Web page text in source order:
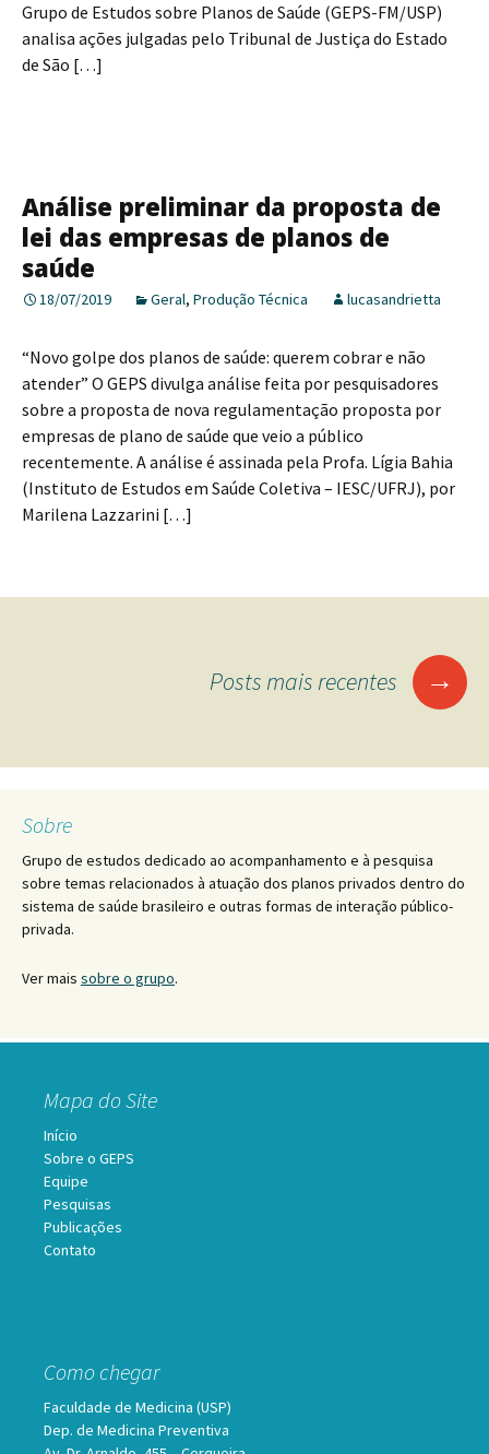
Grupo de Estudos sobre Planos de Saúde (GEPS-FM/USP)
analisa ações julgadas pelo Tribunal de Justiça do Estado
de São […]
Análise preliminar da proposta de
lei das empresas de planos de
saúde
18/07/2019 Geral, Produção Técnica lucasandrietta
“Novo golpe dos planos de saúde: querem cobrar e não
atender” O GEPS divulga análise feita por pesquisadores
sobre a proposta de nova regulamentação proposta por
empresas de plano de saúde que veio a público
recentemente. A análise é assinada pela Profa. Lígia Bahia
(Instituto de Estudos em Saúde Coletiva – IESC/UFRJ), por
Marilena Lazzarini […]
Navegação
posts
Posts mais recentes →
Sobre
Grupo de estudos dedicado ao acompanhamento e à pesquisa
sobre temas relacionados à atuação dos planos privados dentro do
sistema de saúde brasileiro e outras formas de interação público-
privada.
Ver mais sobre o grupo.
Mapa do Site
Início
Sobre o GEPS
Equipe
Pesquisas
Publicações
Contato
Como chegar
Faculdade de Medicina (USP)
Dep. de Medicina Preventiva